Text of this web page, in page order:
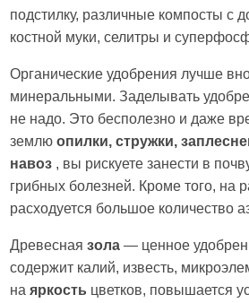
подстилку, различные компосты с
костной муки, селитры и
Органические удобрения лучше
минеральными. Заделывать
не надо. Это бесполезно и даже
землюопилки, стружки,
навоз , вы рискуете занести в
грибных болезней. Кроме того, на
расходуется большое количество
Древеснаязола— ценное
содержит калий, известь,
наяркость цветков, повышается